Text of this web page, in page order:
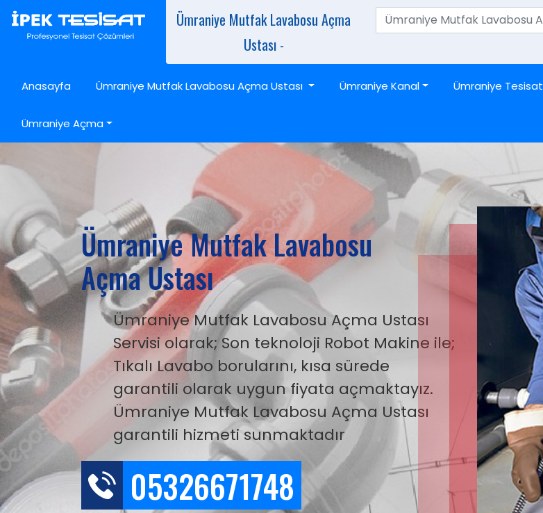
Ümraniye Mutfak Lavabosu Açma
Ustası -
Anasayfa Ümraniye Mutfak Lavabosu Açma Ustası Ümraniye Kanal Ümraniye Tesisat
Ümraniye Açma
Ümraniye Mutfak Lavabosu
Açma Ustası
Ümraniye Mutfak Lavabosu Açma Ustası
Servisi olarak; Son teknoloji Robot Makine ile;
Tıkalı Lavabo borularını, kısa sürede
garantili olarak uygun fiyata açmaktayız.
Ümraniye Mutfak Lavabosu Açma Ustası
garantili hizmeti sunmaktadır
05326671748